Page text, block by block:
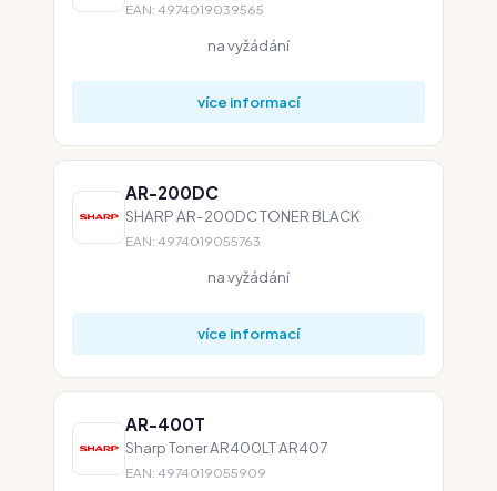
EAN: 4974019039565
na vyžádání
více informací
AR-200DC
SHARP AR-200DC TONER BLACK
EAN: 4974019055763
na vyžádání
více informací
AR-400T
Sharp Toner AR400LT AR407
EAN: 4974019055909